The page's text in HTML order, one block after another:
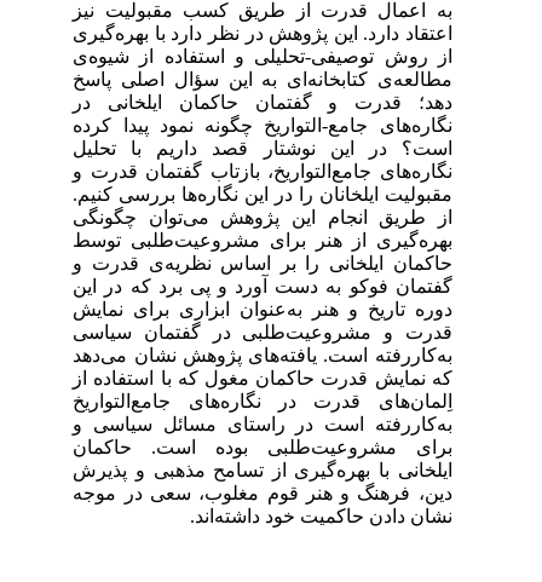
به اعمال قدرت از طریق کسب مقبولیت نیز
اعتقاد دارد. این پژوهش در نظر دارد با بهره‌‌گیری
از روش توصیفی-تحلیلی و استفاده از شیوه‌‌ی
مطالعه‌‌‌‌ی کتابخانه‌‌ای به این سؤال اصلی پاسخ
دهد؛ قدرت و گفتمان حاکمان ایلخانی در
نگاره‌‌های جامع-التواریخ چگونه نمود پیدا کرده
است؟ در این نوشتار قصد داریم با تحلیل
نگاره‌‌های جامع‌‌التواریخ، بازتاب گفتمان قدرت و
مقبولیت ایلخانان را در این نگاره‌‌ها بررسی کنیم.
از طریق انجام این پژوهش می‌‌توان چگونگی
بهره‌‌گیری از هنر برای مشروعیت‌‌طلبی توسط
حاکمان ایلخانی را بر اساس نظریه‌‌ی قدرت و
گفتمان فوکو به دست آورد و پی برد که در این
دوره تاریخ و هنر به‌عنوان ابزاری برای نمایش
قدرت و مشروعیت‌‌طلبی در گفتمان سیاسی
به‌کاررفته است. یافته‌های پژوهش نشان می‌‌دهد
که نمایش قدرت حاکمان مغول که با استفاده از
اِلمان‌‌های قدرت در نگاره‌‌های جامع‌التواریخ
به‌کاررفته است در راستای مسائل سیاسی و
برای مشروعیت‌‌طلبی بوده است. حاکمان
ایلخانی با بهره‌‌گیری از تسامح مذهبی و پذیرش
دین، فرهنگ و هنر قوم مغلوب، سعی در موجه
نشان دادن حاکمیت خود داشته‌‌اند.